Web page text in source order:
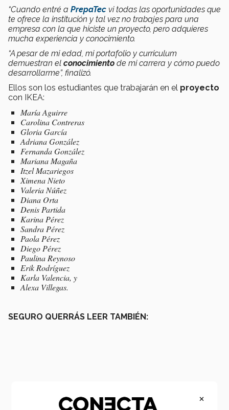
“Cuando entré a PrepaTec vi todas las oportunidades que
te ofrece la institución y tal vez no trabajes para una
empresa con la que hiciste un proyecto, pero adquieres
mucha experiencia y conocimiento.
“A pesar de mi edad, mi portafolio y curriculum
demuestran el conocimiento de mi carrera y cómo puedo
desarrollarme”, finalizó.
Ellos son los estudiantes que trabajarán en el proyecto
con IKEA:
María Aguirre
Carolina Contreras
Gloria García
Adriana González
Fernanda González
Mariana Magaña
Itzel Mazariegos
Ximena Nieto
Valeria Núñez
Diana Orta
Denis Partida
Karina Pérez
Sandra Pérez
Paola Pérez
Diego Pérez
Paulina Reynoso
Erik Rodríguez
Karla Valencia, y
Alexa Villegas.
SEGURO QUERRÁS LEER TAMBIÉN:
×